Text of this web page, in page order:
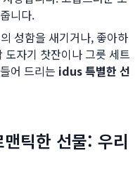
니다.
성함을 새기거나, 좋아하
자기 찻잔이나 그릇 세트
어 드리는 idus 특별한 선
틱한 선물: 우리